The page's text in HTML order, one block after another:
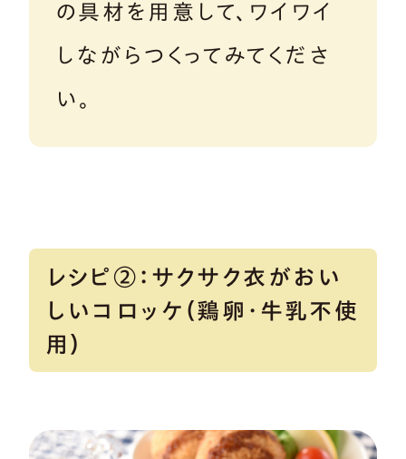
の具材を用意して、ワイワイ
しながらつくってみてくださ
い。
レシピ②：サクサク衣がおい
しいコロッケ（鶏卵・牛乳不使
用）